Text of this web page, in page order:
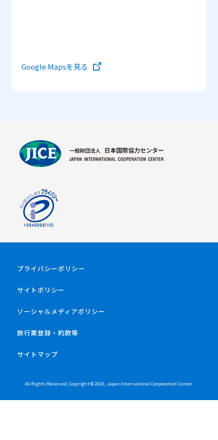
Google Mapsを見る
プライバシーポリシー
サイトポリシー
ソーシャルメディアポリシー
旅行業登録・約款等
サイトマップ
All Rights Reserved, Copyright ©2026, Japan International Cooperation Center.